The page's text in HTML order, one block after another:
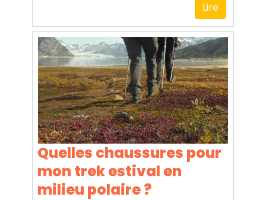
Lire
Quelles chaussures pour
mon trek estival en
milieu polaire ?